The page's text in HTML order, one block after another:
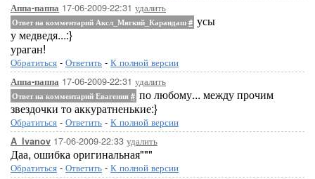
Аппа-паппа 17-06-2009-22:31 удалить
Ответ на комментарий Аксл_Мягкий_Карандаш # усы
у медведя...:}
ураган!
Обратиться - Ответить - К полной версии
Аппа-паппа 17-06-2009-22:31 удалить
Ответ на комментарий Евагения # по любому... между прочим
звездочки то аккуратненькие:}
Обратиться - Ответить - К полной версии
A_Ivanov 17-06-2009-22:33 удалить
Даа, ошибка оригинальная"""
Обратиться - Ответить - К полной версии